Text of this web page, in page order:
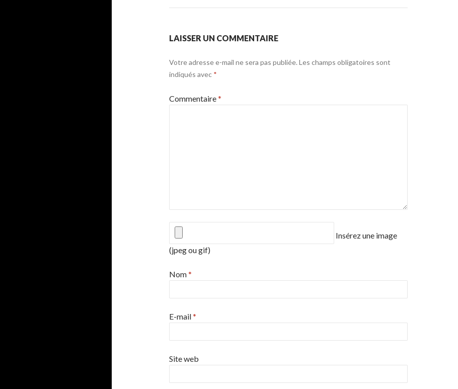
LAISSER UN COMMENTAIRE
Votre adresse e-mail ne sera pas publiée. Les champs obligatoires sont
indiqués avec *
Commentaire*
Insérez une image
(jpeg ou gif)
Nom*
E-mail*
Site web